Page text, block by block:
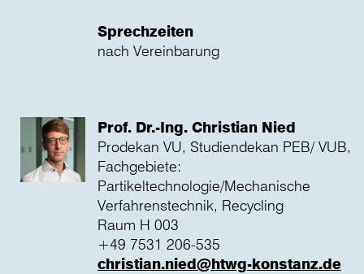
Sprechzeiten
nach Vereinbarung
Prof. Dr.-Ing. Christian Nied
Prodekan VU, Studiendekan PEB/ VUB,
Fachgebiete:
Partikeltechnologie/Mechanische
Verfahrenstechnik, Recycling
Raum H 003
+49 7531 206-535
christian.nied@htwg-konstanz.de